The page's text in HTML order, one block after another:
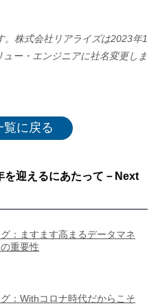
株式会社リアライズは2023年1
ー・エンジニアに社名変更しま
覧に戻る
を迎えるにあたって－Next